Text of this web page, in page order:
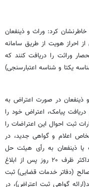
کرد: وراث و ذینفعان
احراز هویت از طریق سامانه
وراثت را دریافت کنند که
یکتا و شناسه اعتبارسنجی)
ذینفعان در صورت اعتراض به
ظرف مدت ۱۰ روز پس از دریافت پیامک، اعتراض خود را
ثبت احوال این اعتراضات را
اعلام و گواهی جدید، در
ذینفعان به رأی هیئت حل
اختلاف ثبت احوال اعتراض داشته باشند، باید حداکثر ظرف ۲۰ روز پس از ابلاغ
(دفاتر خدمات قضایی) ثبت
گواهی ثبت اعتراض)، در